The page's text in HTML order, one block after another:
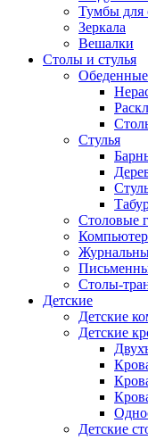
Тумбы для
Зеркала
Вешалки
Столы и стулья
Стулья
Столовые
Столы-
Детские
Детские
Детские
Детские